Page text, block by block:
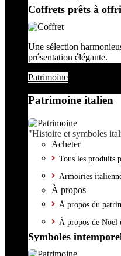
Coffrets prêts à
Une sélection
présentation élégante.
Patrimoine
Patrimoine italien
"Histoire et symboles
Acheter
Tous les produits
Armoiries
À propos
À propos du
À propos de Noël
Symboles